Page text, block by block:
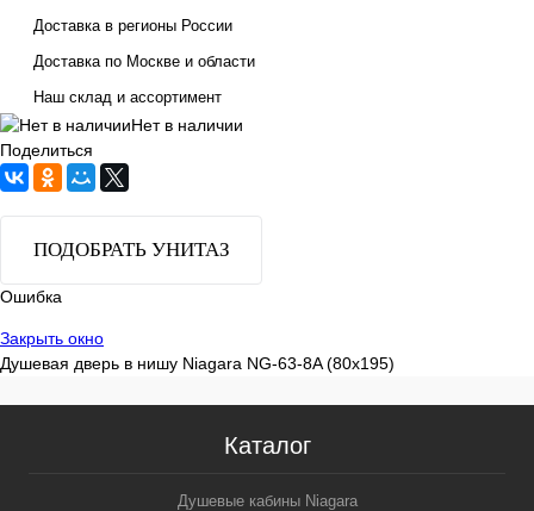
Доставка в регионы России
Доставка по Москве и области
Наш склад и ассортимент
Нет в наличии
Поделиться
ПОДОБРАТЬ УНИТАЗ
Ошибка
Закрыть окно
Душевая дверь в нишу Niagara NG-63-8A (80х195)
Каталог
Душевые кабины Niagara